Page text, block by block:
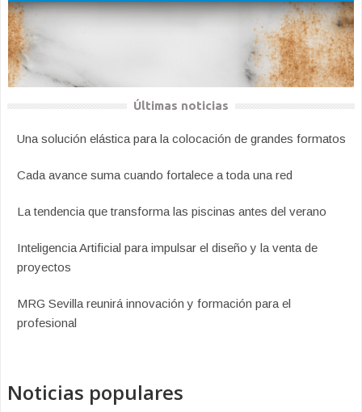
Últimas noticias
Una solución elástica para la colocación de grandes formatos
Cada avance suma cuando fortalece a toda una red
La tendencia que transforma las piscinas antes del verano
Inteligencia Artificial para impulsar el diseño y la venta de
proyectos
MRG Sevilla reunirá innovación y formación para el
profesional
Noticias populares